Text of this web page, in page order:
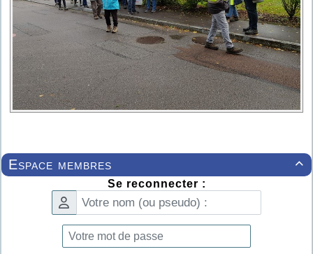

Espace membres
Se reconnecter :